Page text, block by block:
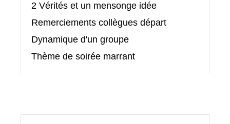
2 Vérités et un mensonge idée
Remerciements collègues départ
Dynamique d'un groupe
Thème de soirée marrant